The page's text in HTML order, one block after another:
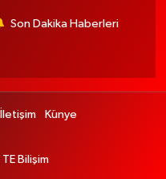
Son Dakika Haberleri
İletişim Künye
TE Bilişim